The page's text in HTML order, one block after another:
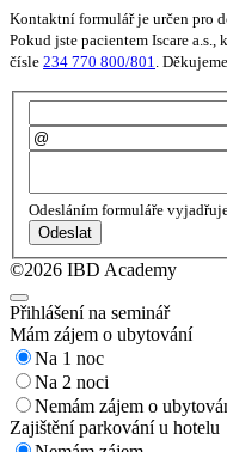
Kontaktní formulář je určen pro
Pokud jste pacientem Iscare
čísle 234 770 800/801.
Odesláním formuláře
Odeslat
©2026 IBD Academy
Přihlášení na seminář
Mám zájem o ubytování
Na 1 noc
Na 2 noci
Nemám zájem o
Zajištění parkování u hotelu